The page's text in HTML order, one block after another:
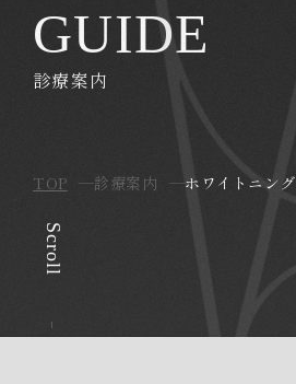
GUIDE
診療案内
TOP 診療案内 ホワイトニング
Scroll